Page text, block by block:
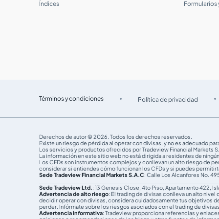
¿Ofrecen liquidez directa?
¿Cómo deposito fondos en mi cuenta?
Instrucciones paso a paso para
depositar
¿Cuál es el proceso para retirar mis
fondos?
Índices
Términos y condiciones Política de privacidad
Derechos de autor © 2026. Todos los derechos reservados.
Existe un riesgo de pérdida al operar con divisas, y no es adecuado
Los servicios y productos ofrecidos por Tradeview Financial Markets
La información en este sitio web no está dirigida a residentes de
Los CFDs son instrumentos complejos y conllevan un alto riesgo de
considerar si entiendes cómo funcionan los CFDs y si puedes
Sede Tradeview Financial Markets S.A.C: Calle Los Alcanfores No.
Sede Tradeview Ltd.: 13 Genesis Close, 4to Piso, Apartamento 422,
Advertencia de alto riesgo: El trading de divisas conlleva un alto
decidir operar con divisas, considera cuidadosamente tus objetivos
perder. Infórmate sobre los riesgos asociados con el trading de
Advertencia informativa: Tradeview proporciona referencias y